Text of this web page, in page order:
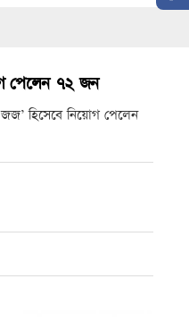
পেলেন ৭২ জন
জজ’ হিসেবে নিয়োগ পেলেন